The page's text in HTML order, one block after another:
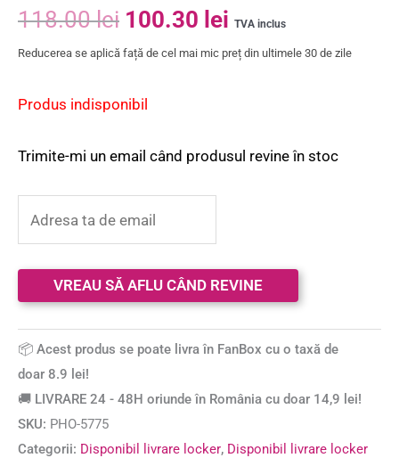
118.00lei 100.30 lei TVA inclus
Reducerea se aplică față de cel mai mic preț din ultimele 30 de zile
Produs indisponibil
Trimite-mi un email când produsul revine în stoc
📦 Acest produs se poate livra în FanBox cu o taxă de
doar 8.9 lei!
🚚 LIVRARE 24 - 48H oriunde în România cu doar 14,9 lei!
SKU: PHO-5775
Categorii: Disponibil livrare locker, Disponibil livrare locker